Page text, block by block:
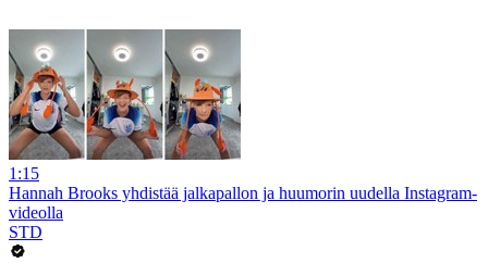
1:15
Hannah Brooks yhdistää jalkapallon ja huumorin uudella Instagram-
videolla
STD